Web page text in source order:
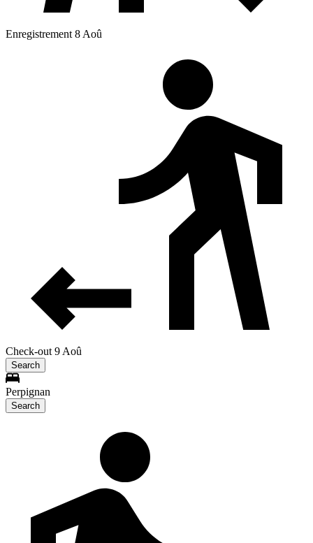
Enregistrement 8 Aoû
Check-out 9 Aoû
Search
Perpignan
Search